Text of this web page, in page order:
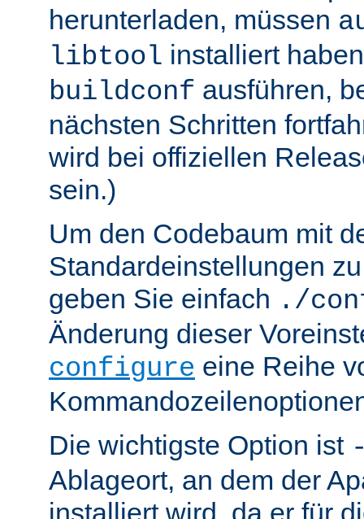
herunterladen, müssen
libtool installiert
buildconf ausführen,
nächsten Schritten
wird bei offiziellen
sein.)
Um den Codebaum mit
Standardeinstellungen
geben Sie einfach ./
Änderung dieser
configure eine Reihe
Die wichtigste Option ist
Ablageort, an dem der
installiert wird, da er für